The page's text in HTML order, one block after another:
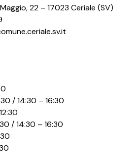
22 – 17023 Ceriale (SV)
/ 14:30 – 16:30
/ 14:30 – 16:30